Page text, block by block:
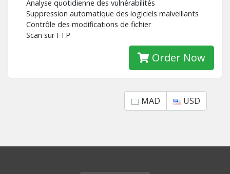
Analyse quotidienne des vulnérabilités
Suppression automatique des logiciels malveillants
Contrôle des modifications de fichier
Scan sur FTP
Order Now
MAD USD